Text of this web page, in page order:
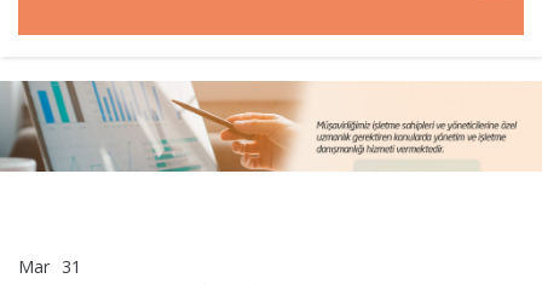
Mar 31